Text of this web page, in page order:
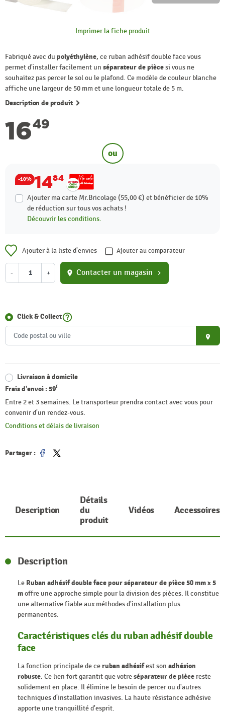
Imprimer la fiche produit
Fabriqué avec du polyéthylène, ce ruban adhésif double face vous
permet d'installer facilement un séparateur de piècesi vous ne
souhaitez pas percer le sol ou le plafond. Ce modèle de couleur blanche
affiche une largeur de 50 mm et une longueur totale de 5 m.
Description de produit
1649
ou
-10% 1484
Ajouter ma carte Mr.Bricolage (55,00 €) et bénéficier de 10%
de réduction sur tous vos achats !
Découvrir les conditions.
Ajouter à la liste d'envies Ajouter au comparateur
- + location_on Contacter un magasin chevron_right
Click & Collecthelp_outline
place
Livraison à domicile
Frais d'envoi :59€
Entre 2 et 3 semaines. Le transporteur prendra contact avec vous pour
convenir d'un rendez-vous.
Conditions et délais de livraison
Partager :
Partager
Tweet
Description
Détails
du
produit
Vidéos Accessoires
Description
Le Ruban adhésif double face pour séparateur de pièce 50 mm x 5
moffre une approche simple pour la division des pièces. Il constitue
une alternative fiable aux méthodes d'installation plus
permanentes.
Caractéristiques clés du ruban adhésif double
face
La fonction principale de ceruban adhésifest son adhésion
robuste. Ce lien fort garantit que votreséparateur de piècereste
solidement en place. Il élimine le besoin de percer ou d'autres
techniques d'installation invasives. La haute résistance adhésive
apporte une tranquillité d'esprit.